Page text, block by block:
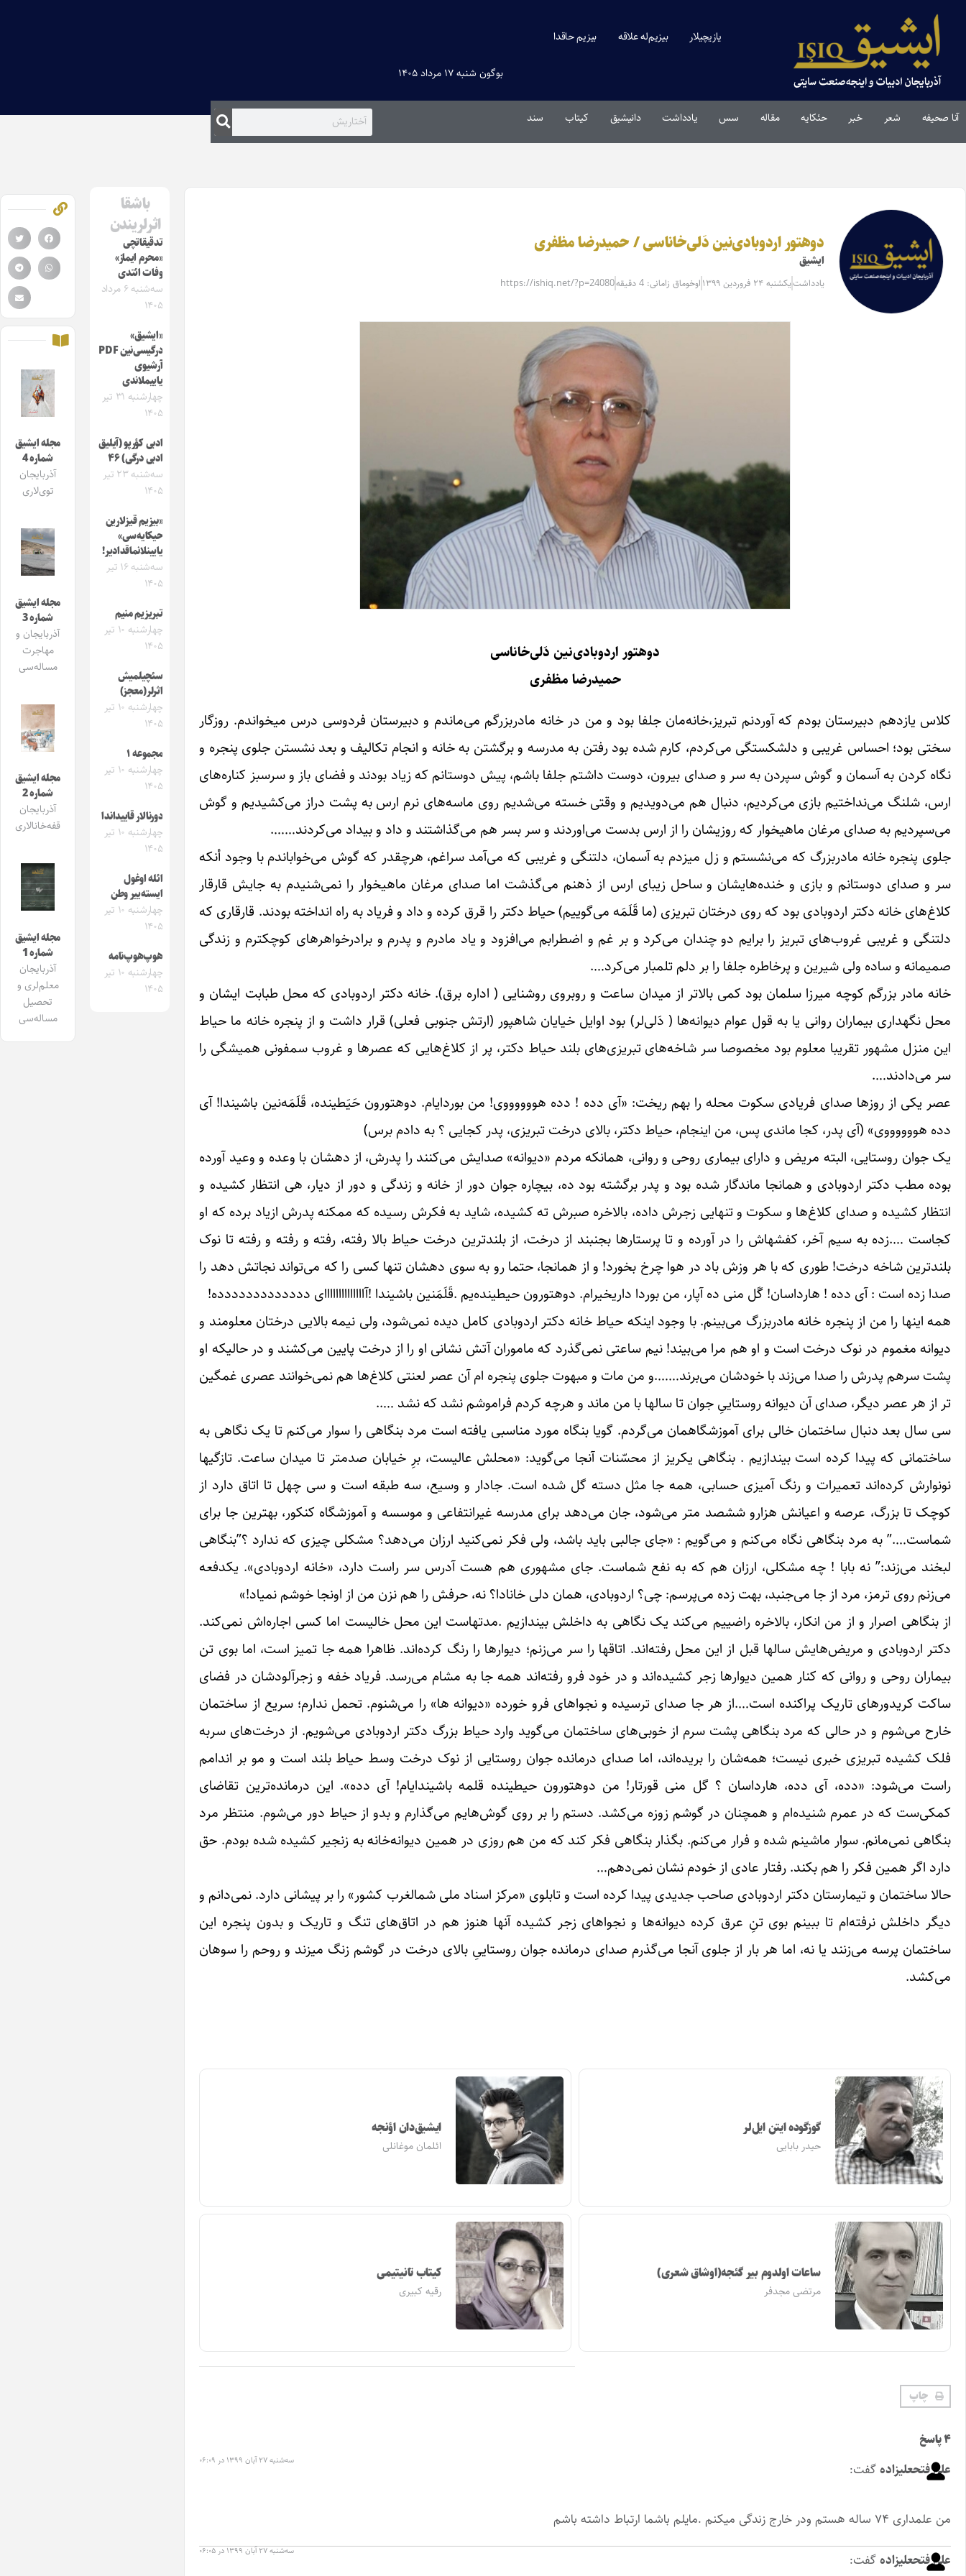
یازیچیلار بیزیم‌له علاقه بیزیم حاقدا
بوگون شنبه ۱۷ مرداد ۱۴۰۵
آنا صحیفه شعر خبر حئکایه مقاله‌ سس یادداشت دانیشیق کیتاب سند
دوهتور اردوبادی‌نین دَلی‌خاناسی / حمیدرضا مظفری
ایشیق
یادداشتیکشنبه ۲۴ فروردین ۱۳۹۹ اوخوماق زامانی: 4 دقیقه https://ishiq.net/?p=24080
دوهتور اردوبادی‌نین دَلی‌خاناسی
حمیدرضا مظفری
کلاس یازدهم دبیرستان بودم که آوردنم تبریز،خانه‌مان جلفا بود و من در خانه مادربزرگم می‌ماندم و دبیرستان فردوسی درس میخواندم. روزگار
سختی بود؛ احساس غریبی و دلشکستگی می‌کردم، کارم شده بود رفتن به مدرسه و برگشتن به خانه و انجام تکالیف و بعد نشستن جلوی پنجره و
نگاه کردن به آسمان و گوش سپردن به سر و صدای بیرون، دوست داشتم جلفا باشم، پیش دوستانم که زیاد بودند و فضای باز و سرسبز کناره‌های
ارس، شلنگ می‌نداختیم بازی می‌کردیم، دنبال هم می‌دویدیم و وقتی خسته می‌شدیم روی ماسه‌های نرم ارس به پشت دراز می‌کشیدیم و گوش
می‌سپردیم به صدای مرغان ماهیخوار که روزیشان را از ارس بدست می‌اوردند و سر بسر هم می‌گذاشتند و داد و بیداد می‌کردند…….
جلوی پنجره خانه مادربزرگ که می‌نشستم و زل میزدم به آسمان، دلتنگی و غریبی که می‌آمد سراغم، هرچقدر که گوش می‌خواباندم با وجود أنکه
سر و صدای دوستانم و بازی و خنده‌هایشان و ساحل زیبای ارس از ذهنم می‌گذشت اما صدای مرغان ماهیخوار را نمی‌شنیدم به جایش قارقار
کلاغ‌های خانه دکتر اردوبادی بود که روی درختان تبریزی (ما قَلَمَه می‌گوییم) حیاط دکتر را قرق کرده و داد و فریاد به راه انداخته بودند. قارقاری که
دلتنگی و غریبی غروب‌های تبریز را برایم دو چندان می‌کرد و بر غم و اضطرابم می‌افزود و یاد مادرم و پدرم و برادرخواهرهای کوچکترم و زندگی
صمیمانه و ساده ولی شیرین و پرخاطره جلفا را بر دلم تلمبار می‌کرد….
خانه مادر بزرگم کوچه میرزا سلمان بود کمی ‌بالاتر از میدان ساعت و روبروی روشنایی ( اداره برق). خانه دکتر اردوبادی که محل طبابت ایشان و
محل نگهداری بیماران روانی یا به قول عوام دیوانه‌ها ( دَلی‌لر) بود اوایل خیایان شاهپور (ارتش جنوبی فعلی) قرار داشت و از پنجره خانه ما حیاط
این منزل مشهور تقریبا معلوم بود مخصوصا سر شاخه‌های تبریزی‌های بلند حیاط دکتر، پر از کلاغ‌هایی که عصرها و غروب سمفونی همیشگی را
سر می‌دادند….
عصر یکی از روزها صدای فریادی سکوت محله را بهم ریخت: «آی دده ! دده هووووووی! من بوردایام. دوهتورون حَیَطینده، قَلَمَه‌نین باشیندا! آی
دده هووووووی» (آی پدر، کجا ماندی پس، من اینجام، حیاط دکتر، بالای درخت تبریزی، پدر کجایی ؟ به دادم برس)
یک جوان روستایی، البته مریض و دارای بیماری روحی و روانی، همانکه مردم «دیوانه» صدایش می‌کنند را پدرش، از دهشان با وعده و وعید آورده
بوده مطب دکتر اردوبادی و همانجا ماندگار شده بود و پدر برگشته بود ده، بیچاره جوان دور از خانه و زندگی و دور از دیار، هی انتظار کشیده و
انتظار کشیده و صدای کلاغ‌ها و سکوت و تنهایی زجرش داده، بالاخره صبرش ته کشیده، شاید به فکرش رسیده که ممکنه پدرش ازیاد برده که او
کجاست ….زده به سیم آخر، کفشهاش را در آورده و تا پرستارها بجنبند از درخت، از بلندترین درخت حیاط بالا رفته، رفته و رفته و رفته تا نوک
بلندترین شاخه درخت! طوری که با هر وزش باد در هوا چرخ بخورد! و از همانجا، حتما رو به سوی دهشان تنها کسی را که می‌تواند نجاتش دهد را
صدا زده است : آی دده ! هارداسان! گَل منی ده آپار، من بوردا داریخیرام. دوهتورون حیطینده‌یم .قَلَمَنین باشیندا !آاااااااااااااای ددددددددددددده!
همه اینها را من از پنجره خانه مادربزرگ می‌بینم. با وجود اینکه حیاط خانه دکتر اردوبادی کامل دیده نمی‌شود، ولی نیمه بالایی درختان معلومند و
دیوانه مغموم در نوک درخت است و او هم مرا می‌بیند! نیم ساعتی نمی‌گذرد که ماموران آتش نشانی او را از درخت پایین می‌کشند و در حالیکه او
پشت سرهم پدرش را صدا می‌زند با خودشان می‌برند…….و من مات و مبهوت جلوی پنجره ام آن عصر لعنتی کلاغ‌ها هم نمی‌خوانند عصری غمگین
تر از هر عصر دیگر، صدای آن دیوانه روستاییِ جوان تا سالها با من ماند و هرچه کردم فراموشم نشد که نشد …..
سی سال بعد دنبال ساختمان خالی برای آموزشگاهمان می‌گردم. گویا بنگاه مورد مناسبی یافته است مرد بنگاهی را سوار می‌کنم تا یک نگاهی به
ساختمانی که پیدا کرده است بیندازیم . بنگاهی یکریز از محسّنات آنجا می‌گوید: «محلش عالیست، برِ خیابان صدمتر تا میدان ساعت. تازگیها
نونوارش کرده‌اند تعمیرات و رنگ آمیزی حسابی، همه جا مثل دسته گل شده است. جادار و وسیع، سه طبقه است و سی چهل تا اتاق دارد از
کوچک تا بزرگ، عرصه و اعیانش هزارو ششصد متر می‌شود، جان می‌دهد برای مدرسه غیرانتفاعی و موسسه و آموزشگاه کنکور، بهترین جا برای
شماست….” به مرد بنگاهی نگاه می‌کنم و می‌گویم : «جای جالبی باید باشد، ولی فکر نمی‌کنید ارزان می‌دهد؟ مشکلی چیزی که ندارد ؟”بنگاهی
لبخند می‌زند:” نه بابا ! چه مشکلی، ارزان هم که به نفع شماست. جای مشهوری هم هست آدرس سر راست دارد، «خانه اردوبادی». یکدفعه
می‌زنم روی ترمز، مرد از جا می‌جنبد، بهت زده می‌پرسم: چی؟ اردوبادی، همان دلی خانادا؟ نه، حرفش را هم نزن من از اونجا خوشم نمیاد!»
از بنگاهی اصرار و از من انکار، بالاخره راضییم می‌کند یک نگاهی به داخلش بیندازیم .مدتهاست این محل خالیست اما کسی اجاره‌اش نمی‌کند.
دکتر اردوبادی و مریض‌هایش سالها قبل از این محل رفته‌اند. اتاقها را سر می‌زنم؛ دیوارها را رنگ کرده‌اند. ظاهرا همه جا تمیز است، اما بوی تن
بیماران روحی و روانی که کنار همین دیوارها زجر کشیده‌اند و در خود فرو رفته‌اند همه جا به مشام می‌رسد. فریاد خفه و زجرآلودشان در فضای
ساکت کریدورهای تاریک پراکنده است….از هر جا صدای ترسیده و نجواهای فرو خورده «دیوانه ها» را می‌شنوم. تحمل ندارم؛ سریع از ساختمان
خارح می‌شوم و در حالی که مرد بنگاهی پشت سرم از خوبی‌های ساختمان می‌گوید وارد حیاط بزرگ دکتر اردوبادی می‌شویم. از درخت‌های سربه
فلک کشیده تبریزی خبری نیست؛ همه‌شان را بریده‌اند، اما صدای درمانده جوان روستایی از نوک درخت وسط حیاط بلند است و مو بر اندامم
راست می‌شود: «دده، آی دده، هارداسان ؟ گل منی قورتار! من دوهتورون حیطینده قلمه باشیندایام! آی دده». این درمانده‌ترین تقاضای
کمکی‌ست که در عمرم شنیده‌ام و همچنان در گوشم زوزه می‌کشد. دستم را بر روی گوش‌هایم می‌گذارم و بدو از حیاط دور می‌شوم. منتظر مرد
بنگاهی نمی‌مانم. سوار ماشینم شده و فرار می‌کنم. بگذار بنگاهی فکر کند که من هم روزی در همین دیوانه‌خانه به زنجیر کشیده شده بودم. حق
دارد اگر همین فکر را هم بکند. رفتار عادی از خودم نشان نمی‌دهم…
حالا ساختمان و تیمارستان دکتر اردوبادی صاحب جدیدی پیدا کرده است و تابلوی «مرکز اسناد ملی شمالغرب کشور» را بر پیشانی دارد. نمی‌دانم و
دیگر داخلش نرفته‌ام تا ببینم بوی تنِ عرق کرده دیوانه‌ها و نجواهای زجر کشیده آنها هنوز هم در اتاق‌های تنگ و تاریک و بدون پنجره این
ساختمان پرسه می‌زنند یا نه، اما هر بار از جلوی آنجا می‌گذرم صدای درمانده جوان روستاییِ بالای درخت در گوشم زنگ میزند و روحم را سوهان
می‌کشد.
گوزگوده ایتن ایل‌لر
حیدر بابایی
ایشیق‌دان اؤنجه
ائلمان موغانلی
ساعات اولدوم بیر گئجه(اوشاق شعری)
مرتضی مجدفر
کیتاب تانیتیمی
رقیه کبیری
چاپ
۴ پاسخ
علی فتحعلیزادهگفت: سه‌شنبه ۲۷ آبان ۱۳۹۹ در ۰۶:۰۹
من علمداری ۷۴ ساله هستم ودر خارج زندگی میکنم .مایلم باشما ارتباط داشته باشم
علی فتحعلیزادهگفت: سه‌شنبه ۲۷ آبان ۱۳۹۹ در ۰۶:۰۵
باشقا
اثرلریندن
تدقیقاتچی
«محرم ایماز»
وفات ائتدی
سه‌شنبه ۶ مرداد
۱۴۰۵
«ایشیق»
درگیسی‌نین PDF
آرشیوی
یاییملاندی
چهارشنبه ۳۱ تیر
۱۴۰۵
ادبی کؤرپو (آیلیق
ادبی درگی) ۴۶
سه‌شنبه ۲۳ تیر
۱۴۰۵
«بیزیم قیزلارین
حیکایه‌سی»
یایینلانماقدادیر!
سه‌شنبه ۱۶ تیر
۱۴۰۵
تبریزیم منیم
چهارشنبه ۱۰ تیر
۱۴۰۵
سئچیلمیش
اثرلر(معجز)
چهارشنبه ۱۰ تیر
۱۴۰۵
مجموعه ۱
چهارشنبه ۱۰ تیر
۱۴۰۵
دورنالار قاییداندا
چهارشنبه ۱۰ تیر
۱۴۰۵
ائله اوغول
ایسته‌ییر وطن
چهارشنبه ۱۰ تیر
۱۴۰۵
هوپ‌هوپ‌نامه
چهارشنبه ۱۰ تیر
۱۴۰۵
مجله ایشیق
شماره 4
آذربایجان
توی‌لاری
مجله ایشیق
شماره 3
آذربایجان و
مهاجرت
مساله‌سی
مجله ایشیق
شماره 2
آذربایجان
قفه‌خانالاری
مجله ایشیق
شماره 1
آذربایجان
معلم‌لری و
تحصیل
مساله‌سی